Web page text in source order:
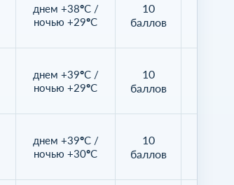
днем +38°C /
ночью +29°C
10
баллов
днем +39°C /
ночью +29°C
10
баллов
днем +39°C /
ночью +30°C
10
баллов